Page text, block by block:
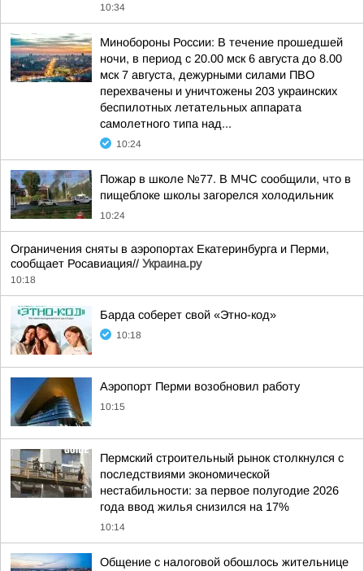
10:34
Минобороны России: В течение прошедшей
ночи, в период с 20.00 мск 6 августа до 8.00
мск 7 августа, дежурными силами ПВО
перехвачены и уничтожены 203 украинских
беспилотных летательных аппарата
самолетного типа над...
10:24
Пожар в школе №77. В МЧС сообщили, что в
пищеблоке школы загорелся холодильник
10:24
Ограничения сняты в аэропортах Екатеринбурга и Перми,
сообщает Росавиация// Украина.ру
10:18
Барда соберет свой «Этно-код»
10:18
Аэропорт Перми возобновил работу
10:15
Пермский строительный рынок столкнулся с
последствиями экономической
нестабильности: за первое полугодие 2026
года ввод жилья снизился на 17%
10:14
Общение с налоговой обошлось жительнице